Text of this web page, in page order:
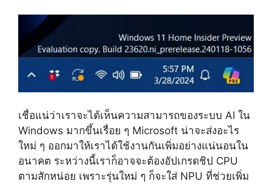
เชื่อแน่ว่าเราจะได้เห็นความสามารถของระบบ AI ใน
Windows มากขึ้นเรื่อย ๆ Microsoft น่าจะส่งอะไร
ใหม่ ๆ ออกมาให้เราได้ใช้งานกันเพิ่มอย่างแน่นอนใน
อนาคต ระหว่างนี้เราก็อาจจะต้องอัปเกรดชิป CPU
ตามสักหน่อย เพราะรุ่นใหม่ ๆ ก็จะใส่ NPU ที่ช่วยเพิ่ม